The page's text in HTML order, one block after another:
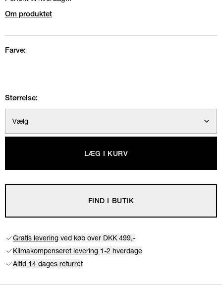
Om produktet
Farve:
Størrelse:
Vælg
LÆG I KURV
FIND I BUTIK
Gratis levering ved køb over DKK 499,-
Klimakompenseret levering 1-2 hverdage
Altid 14 dages returret